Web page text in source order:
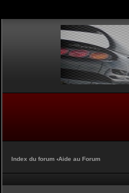
Index du forum ‹Aide au Forum